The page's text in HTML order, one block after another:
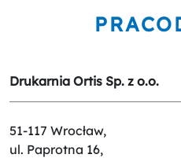
Drukarnia Ortis Sp. z o.o.
51-117 Wrocław,
ul. Paprotna 16,